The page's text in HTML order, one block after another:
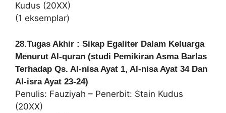
Kudus (20XX)
(1 eksemplar)
28.Tugas Akhir : Sikap Egaliter Dalam Keluarga
Menurut Al-quran (studi Pemikiran Asma Barlas
Terhadap Qs. Al-nisa Ayat 1, Al-nisa Ayat 34 Dan
Al-isra Ayat 23-24)
Penulis: Fauziyah – Penerbit: Stain Kudus
(20XX)